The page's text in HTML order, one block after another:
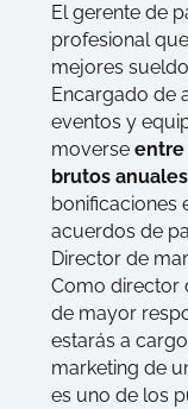
El gerente de
profesional
mejores
Encargado de
eventos y
moverseentre
brutos
bonificaciones
acuerdos de
Director de
Como director
de mayor
estarás a
marketing de
es uno de los